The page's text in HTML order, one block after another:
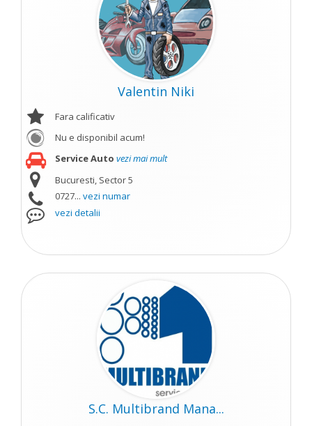
Valentin Niki
Fara calificativ
Nu e disponibil acum!
Service Auto vezi mai mult
Bucuresti, Sector 5
0727... vezi numar
vezi detalii
S.C. Multibrand Mana...